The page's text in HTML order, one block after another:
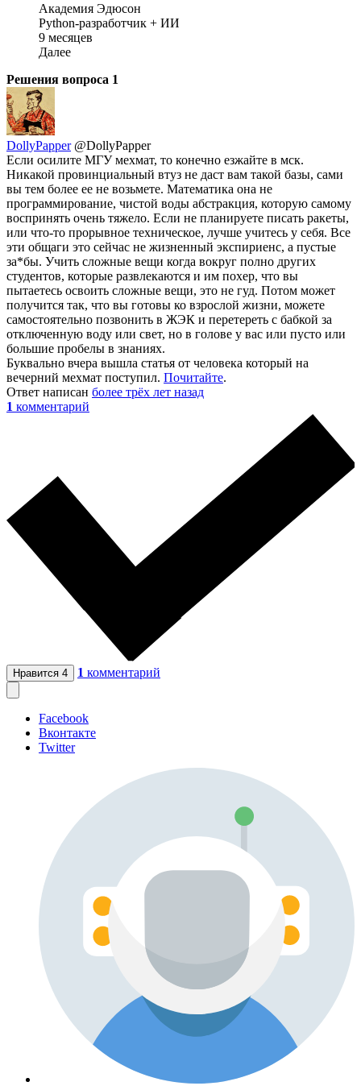
Академия Эдюсон
Python-разработчик + ИИ
9 месяцев
Далее
Решения вопроса 1
DollyPapper @DollyPapper
Если осилите МГУ мехмат, то конечно езжайте в мск.
Никакой провинциальный втуз не даст вам такой базы, сами
вы тем более ее не возьмете. Математика она не
программирование, чистой воды абстракция, которую самому
воспринять очень тяжело. Если не планируете писать ракеты,
или что-то прорывное техническое, лучше учитесь у себя. Все
эти общаги это сейчас не жизненный экспириенс, а пустые
за*бы. Учить сложные вещи когда вокруг полно других
студентов, которые развлекаются и им похер, что вы
пытаетесь освоить сложные вещи, это не гуд. Потом может
получится так, что вы готовы ко взрослой жизни, можете
самостоятельно позвонить в ЖЭК и перетереть с бабкой за
отключенную воду или свет, но в голове у вас или пусто или
большие пробелы в знаниях.
Буквально вчера вышла статья от человека который на
вечерний мехмат поступил. Почитайте.
Ответ написан более трёх лет назад
1 комментарий
Нравится 4 1 комментарий
Facebook
Вконтакте
Twitter